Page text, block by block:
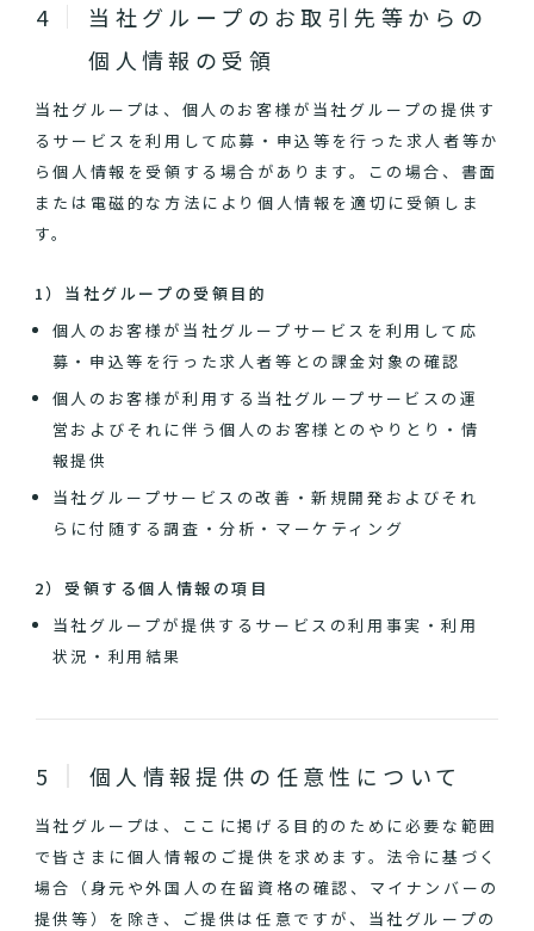
当社グループのお取引先等からの
個人情報の受領
当社グループは、個人のお客様が当社グループの提供す
るサービスを利用して応募・申込等を行った求人者等か
ら個人情報を受領する場合があります。この場合、書面
または電磁的な方法により個人情報を適切に受領しま
す。
1）当社グループの受領目的
個人のお客様が当社グループサービスを利用して応
募・申込等を行った求人者等との課金対象の確認
個人のお客様が利用する当社グループサービスの運
営およびそれに伴う個人のお客様とのやりとり・情
報提供
当社グループサービスの改善・新規開発およびそれ
らに付随する調査・分析・マーケティング
2）受領する個人情報の項目
当社グループが提供するサービスの利用事実・利用
状況・利用結果
個人情報提供の任意性について
当社グループは、ここに掲げる目的のために必要な範囲
で皆さまに個人情報のご提供を求めます。法令に基づく
場合（身元や外国人の在留資格の確認、マイナンバーの
提供等）を除き、ご提供は任意ですが、当社グループの